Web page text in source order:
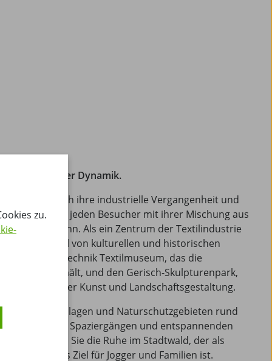
Stadt voller Dynamik.
die durch ihre industrielle Vergangenheit und
ist, zieht jeden Besucher mit ihrer Mischung aus
in den Bann. Als ein Zentrum der Textilindustrie
eine Vielzahl von kulturellen und historischen
das Tuch + Technik Textilmuseum, das die
lebendig hält, und den Gerisch-Skulpturenpark,
von moderner Kunst und Landschaftsgestaltung.
Parkanlagen und Naturschutzgebieten rund
Radtouren, Spaziergängen und entspannenden
Genießen Sie die Ruhe im Stadtwald, der als
ein beliebtes Ziel für Jogger und Familien ist.
zu.